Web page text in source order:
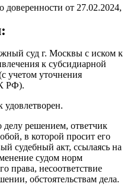
от 27.02.2024,
суд г. Москвы с иском к
к субсидиарной
учетом уточнения
РФ).
удовлетворен.
решением, ответчик
в которой просит его
судебный акт, ссылаясь на
судом норм
права, несоответствие
обстоятельствам дела.